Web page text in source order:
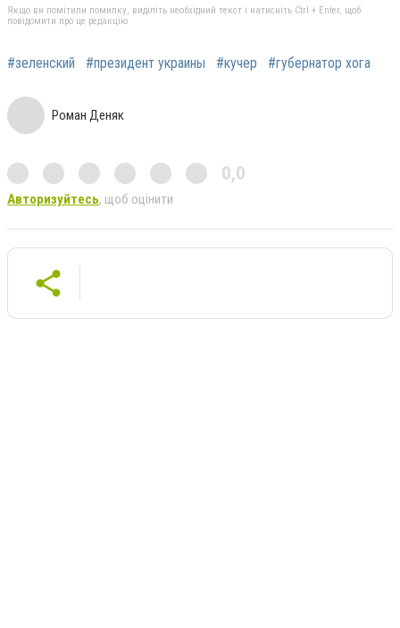
Якщо ви помітили помилку, виділіть необхідний текст і натисніть Ctrl + Enter, щоб
повідомити про це редакцію
#зеленский #президент украины #кучер #губернатор хога
Роман Деняк
0,0
Авторизуйтесь, щоб оцінити